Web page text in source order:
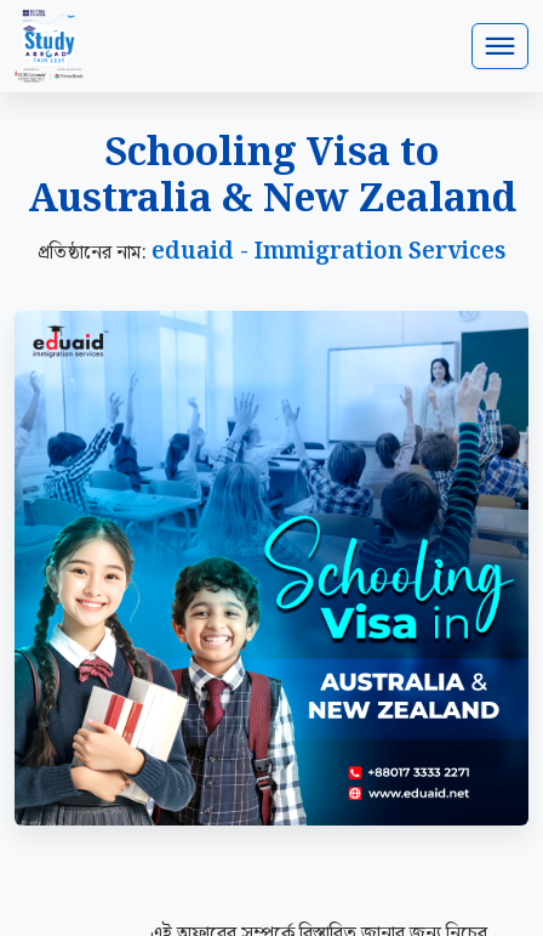
Schooling Visa to
Australia & New Zealand
প্রতিষ্ঠানের নাম: eduaid - Immigration Services